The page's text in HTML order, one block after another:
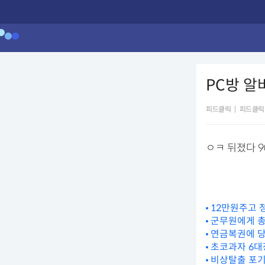
PC방 알
피드클릭 피드클릭
ㅇㅋ 뒤졌다
12만원주고
군무원에게
연금복권에
초코과자 6대
비상탈출 포